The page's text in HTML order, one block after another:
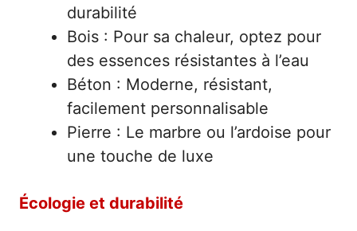
durabilité
Bois : Pour sa chaleur, optez pour
des essences résistantes à l’eau
Béton : Moderne, résistant,
facilement personnalisable
Pierre : Le marbre ou l’ardoise pour
une touche de luxe
Écologie et durabilité